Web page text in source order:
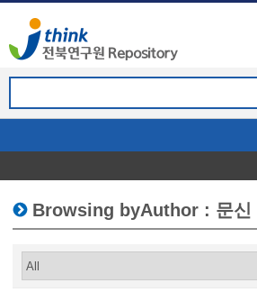
Browsing byAuthor : 문신